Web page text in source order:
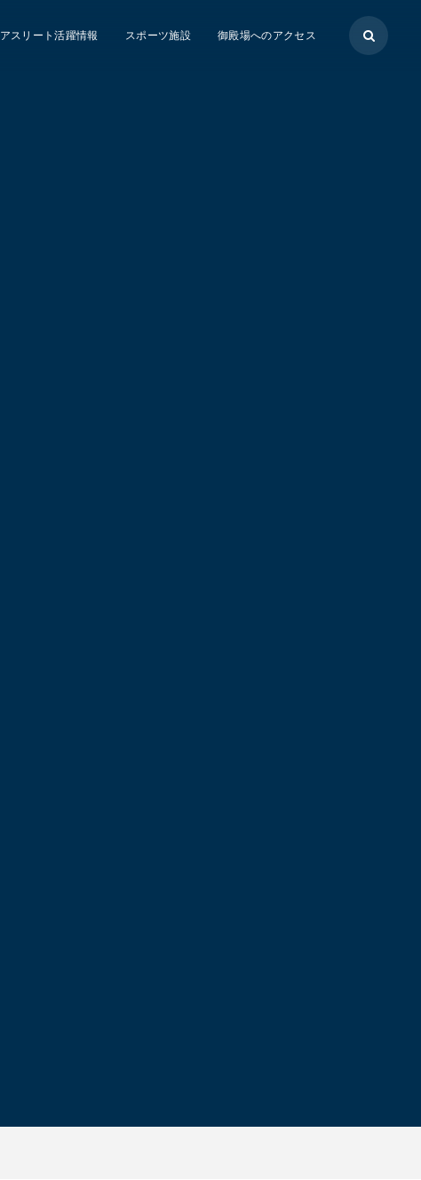
アスリート活躍情報 スポーツ施設 御殿場へのアクセス